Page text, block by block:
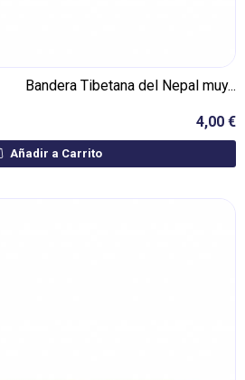
Bandera Tibetana del Nepal muy...
4,00 €
Añadir a Carrito